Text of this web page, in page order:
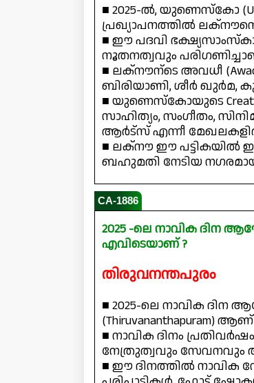
■ 2025-ൽ, യുണെസ്‌കോ
പ്രഖ്യാപനത്തിൽ ലക്നൗനെ
■ ഈ പദവി
നൂതനത്വവും
■ ലക്നൗന്ടെ അവധീ
ബിരിയാണി, ശീർ
■ യുണെസ്‌കോയുടെ
സാഹിത്യം, സംഗീതം,
ആർട്‌സ് എന്നീ
■ ലക്നൗ ഈ പട്ടികയിൽ
ബഹുമതി നേടിയ
CA-1886
2025 -ലെ നാവിക
എവിടെയാണ് ?
തിരുവനന്തപുരം
■ 2025-ലെ നാവിക ദിന
■ നാവിക ദിനം
നേത്രുത്വവും സേവനവും
■ ഈ ദിനത്തിൽ നാവിക